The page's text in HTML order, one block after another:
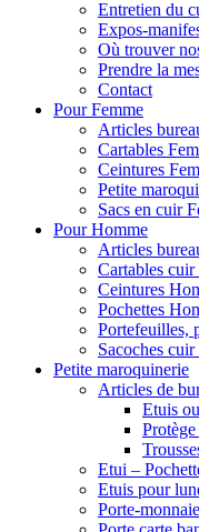
Entretien du
Expos-
Où trouver
Prendre la
Contact
Pour Femme
Articles
Cartables
Ceintures
Petite
Sacs en cuir
Pour Homme
Articles
Cartables
Ceintures
Pochettes
Portefeuilles,
Sacoches
Petite maroquinerie
Articles de
Etuis
Etui –
Etuis pour
Porte-